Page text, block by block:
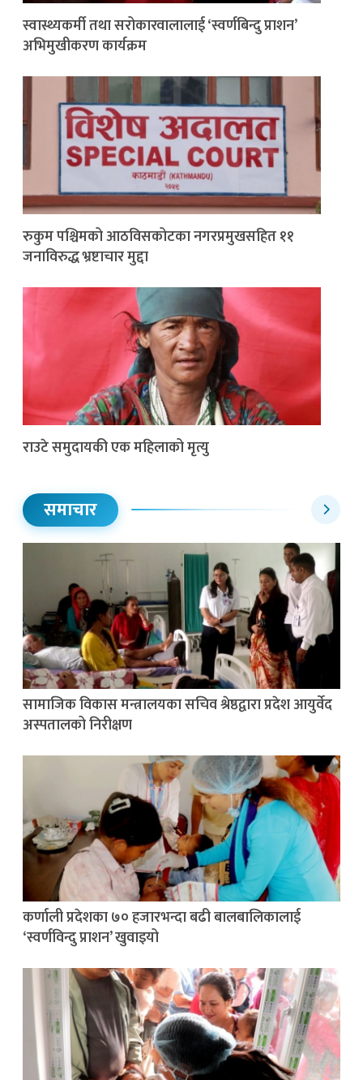
स्वास्थ्यकर्मी तथा सरोकारवालालाई ‘स्वर्णबिन्दु प्राशन’
अभिमुखीकरण कार्यक्रम
रुकुम पश्चिमको आठविसकोटका नगरप्रमुखसहित ११
जनाविरुद्ध भ्रष्टाचार मुद्दा
राउटे समुदायकी एक महिलाको मृत्यु
समाचार
सामाजिक विकास मन्त्रालयका सचिव श्रेष्ठद्वारा प्रदेश आयुर्वेद
अस्पतालको निरीक्षण
कर्णाली प्रदेशका ७० हजारभन्दा बढी बालबालिकालाई
‘स्वर्णविन्दु प्राशन’ खुवाइयो